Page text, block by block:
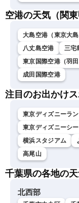
空港の天気（関東
大島空港（東京大島
八丈島空港
三宅
東京国際空港（羽田
成田国際空港
注目のお出かけ
東京ディズニーラ
東京ディズニーシー
横浜スタジアム
高尾山
千葉県の各地の
北西部